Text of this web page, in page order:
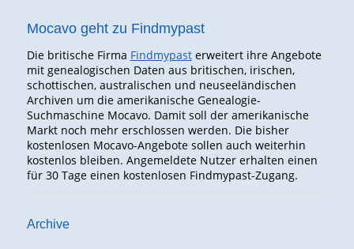
Mocavo geht zu Findmypast
Die britische Firma Findmypasterweitert ihre Angebote
mit genealogischen Daten aus britischen, irischen,
schottischen, australischen und neuseeländischen
Archiven um die amerikanische Genealogie-
Suchmaschine Mocavo. Damit soll der amerikanische
Markt noch mehr erschlossen werden. Die bisher
kostenlosen Mocavo-Angebote sollen auch weiterhin
kostenlos bleiben. Angemeldete Nutzer erhalten einen
für 30 Tage einen kostenlosen Findmypast-Zugang.
Archive